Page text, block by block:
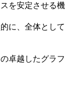
を安定させる機
に、全体として
卓越したグラフ